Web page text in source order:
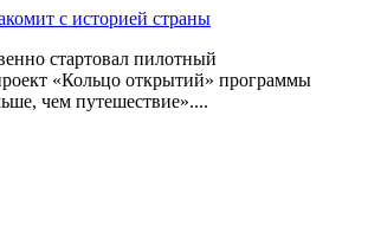
с историей страны
стартовал пилотный
«Кольцо открытий» программы
чем путешествие»....